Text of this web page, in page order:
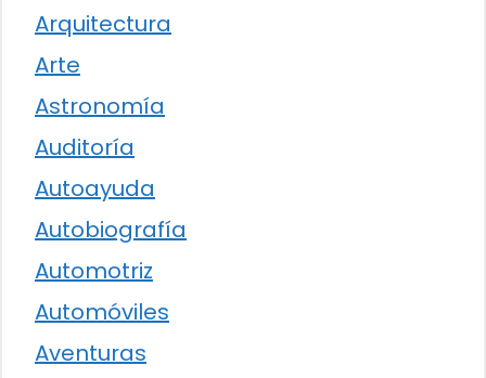
Arquitectura
Arte
Astronomía
Auditoría
Autoayuda
Autobiografía
Automotriz
Automóviles
Aventuras